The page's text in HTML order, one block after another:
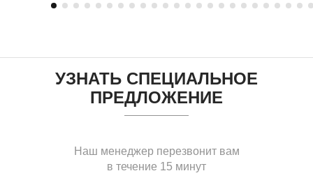
УЗНАТЬ СПЕЦИАЛЬНОЕ
ПРЕДЛОЖЕНИЕ
Наш менеджер перезвонит вам
в течение 15 минут